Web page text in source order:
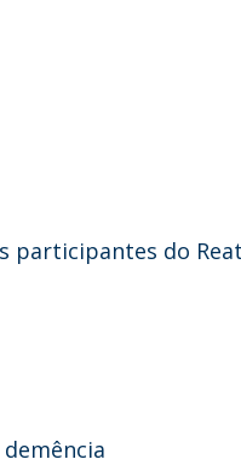
participantes do